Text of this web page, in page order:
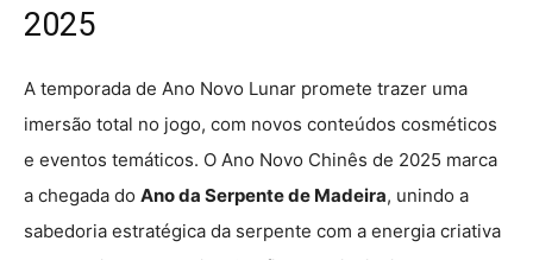
2025
A temporada de Ano Novo Lunar promete trazer uma
imersão total no jogo, com novos conteúdos cosméticos
e eventos temáticos. O Ano Novo Chinês de 2025 marca
a chegada do Ano da Serpente de Madeira, unindo a
sabedoria estratégica da serpente com a energia criativa